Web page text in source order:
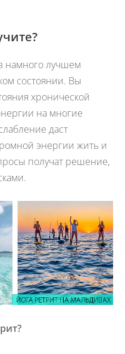
намного лучшем
состоянии. Вы
хронической
на многие
даст
энергии жить и
получат решение,